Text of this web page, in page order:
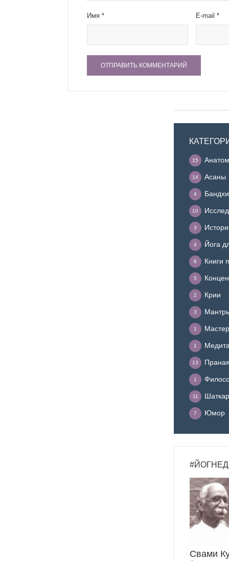
Имя * E-mail*
15
Асаны
14
Бандхи
4
10
3
Йога
4
Книги
6
5
Крии
2
3
1
1
13
1
11
Юмор
7
Свами